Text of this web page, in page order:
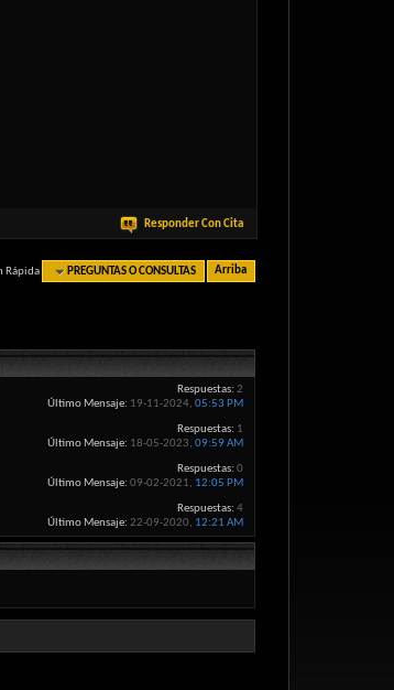
Responder Con Cita
Rápida PREGUNTAS O CONSULTAS Arriba
Respuestas: 2
Último Mensaje: 19-11-2024, 05:53 PM
Respuestas: 1
Último Mensaje: 18-05-2023, 09:59 AM
Respuestas: 0
Último Mensaje: 09-02-2021, 12:05 PM
Respuestas: 4
Último Mensaje: 22-09-2020, 12:21 AM